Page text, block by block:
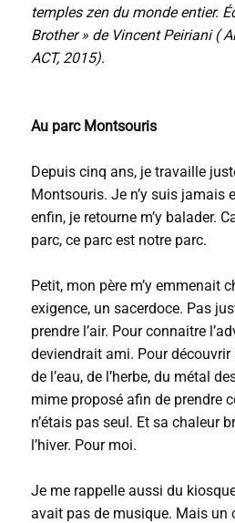
temples zen du monde entier.
Brother » de Vincent Peiriani (
ACT, 2015).
Au parc Montsouris
Depuis cinq ans, je travaille
Montsouris. Je n’y suis jamais
enfin, je retourne m’y balader.
parc, ce parc est notre parc.
Petit, mon père m’y emmenait
exigence, un sacerdoce. Pas
prendre l’air. Pour connaitre
deviendrait ami. Pour
de l’eau, de l’herbe, du métal
mime proposé afin de prendre
n’étais pas seul. Et sa chaleur
l’hiver. Pour moi.
Je me rappelle aussi du
avait pas de musique. Mais un